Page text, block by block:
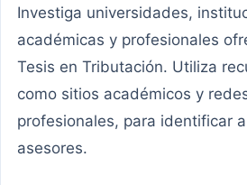
Investiga universidades,
académicas y profesionales
Tesis en Tributación. Utiliza
como sitios académicos y
profesionales, para identificar
asesores.